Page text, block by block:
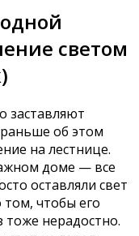
светом
заставляют
об этом
на лестнице.
доме — все
оставляли свет
том, чтобы его
нерадостно.